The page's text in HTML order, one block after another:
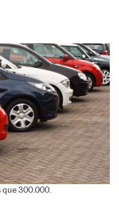
que 300.000.